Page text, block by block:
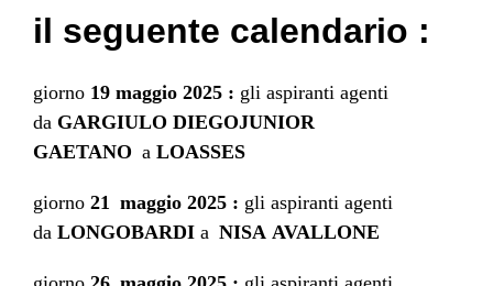
il seguente calendario :
giorno 19 maggio 2025 : gli aspiranti agenti
da GARGIULO DIEGOJUNIOR
GAETANO a LOASSES
giorno 21 maggio 2025 : gli aspiranti agenti
da LONGOBARDI a NISA AVALLONE